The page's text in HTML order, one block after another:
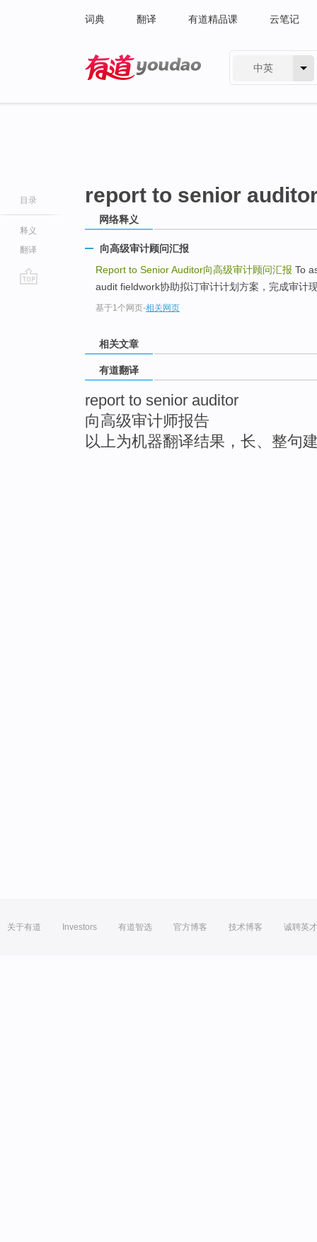
词典 翻译 有道精品课 云笔记
中英
目录
释义
翻译
report to senior
网络释义
向高级审计顾问汇报
Report to Senior Auditor向高级审计顾问汇报 To
audit fieldwork协助拟订审计计划方案，完成审计
基于1个网页-相关网页
相关文章
有道翻译
report to senior auditor
向高级审计师报告
以上为机器翻译结果，长、整句
关于有道 Investors 有道智选 官方博客 技术博客 诚聘英才